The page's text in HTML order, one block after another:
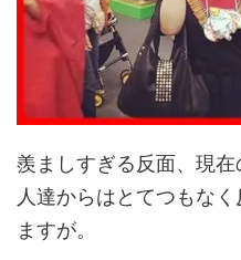
羨ましすぎる反面、現
人達からはとてつもな
ますが。